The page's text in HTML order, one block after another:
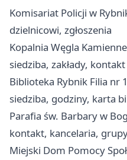
Komisariat Policji w
dzielnicowi, zgłoszenia
Kopalnia Węgla
siedziba, zakłady, kontakt
Biblioteka Rybnik Filia nr
siedziba, godziny, karta
Parafia św. Barbary w
kontakt, kancelaria,
Miejski Dom Pomocy